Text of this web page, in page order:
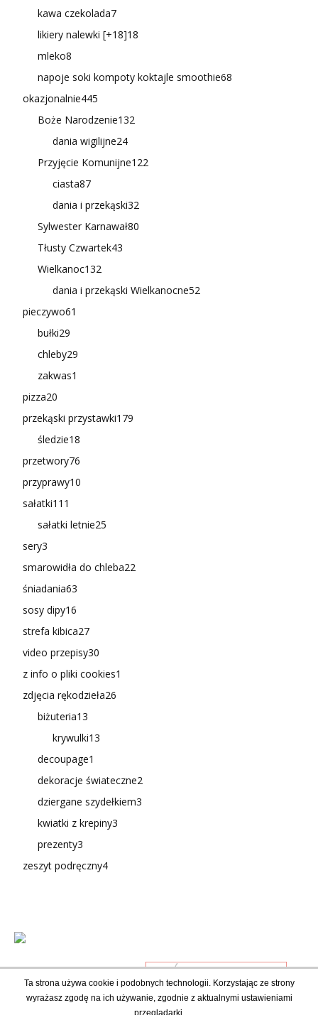
kawa czekolada7
likiery nalewki [+18]18
mleko8
napoje soki kompoty koktajle smoothie68
okazjonalnie445
Boże Narodzenie132
dania wigilijne24
Przyjęcie Komunijne122
ciasta87
dania i przekąski32
Sylwester Karnawał80
Tłusty Czwartek43
Wielkanoc132
dania i przekąski Wielkanocne52
pieczywo61
bułki29
chleby29
zakwas1
pizza20
przekąski przystawki179
śledzie18
przetwory76
przyprawy10
sałatki111
sałatki letnie25
sery3
smarowidła do chleba22
śniadania63
sosy dipy16
strefa kibica27
video przepisy30
z info o pliki cookies1
zdjęcia rękodzieła26
biżuteria13
krywulki13
decoupage1
dekoracje świateczne2
dziergane szydełkiem3
kwiatki z krepiny3
prezenty3
zeszyt podręczny4
Ta strona używa cookie i podobnych technologii. Korzystając ze strony
wyrażasz zgodę na ich używanie, zgodnie z aktualnymi ustawieniami
przeglądarki.